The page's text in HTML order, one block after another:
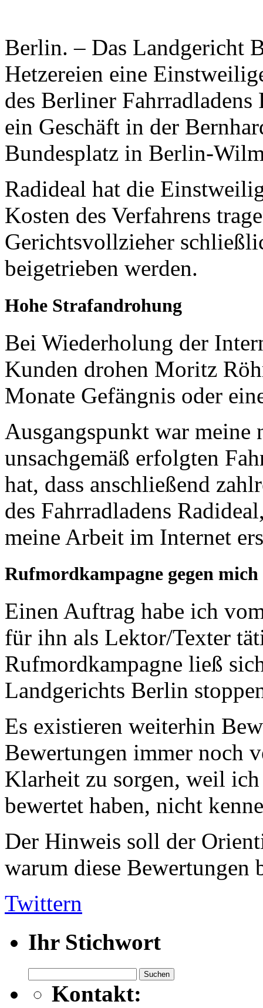
Berlin. – Das Landgericht
Hetzereien eine
des Berliner Fahrradladens
ein Geschäft in der
Bundesplatz in Berlin-
Radideal hat die
Kosten des Verfahrens
Gerichtsvollzieher
beigetrieben werden.
Hohe Strafandrohung
Bei Wiederholung der
Kunden drohen Moritz
Monate Gefängnis oder
Ausgangspunkt war meine
unsachgemäß erfolgten
hat, dass anschließend
des Fahrradladens
meine Arbeit im Internet
Rufmordkampagne gegen
Einen Auftrag habe ich
für ihn als Lektor/Texter
Rufmordkampagne ließ
Landgerichts Berlin
Es existieren weiterhin
Bewertungen immer noch
Klarheit zu sorgen, weil
bewertet haben, nicht
Der Hinweis soll der
warum diese Bewertungen
Twittern
Ihr Stichwort
nach: Kontakt: